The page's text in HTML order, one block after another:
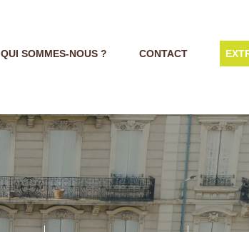
QUI SOMMES-NOUS ? CONTACT